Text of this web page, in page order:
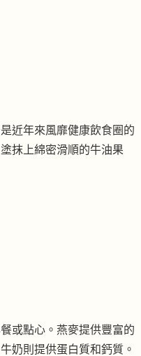
近年來風靡健康飲食圈的
抹上綿密滑順的牛油果
或點心。燕麥提供豐富的
奶則提供蛋白質和鈣質。